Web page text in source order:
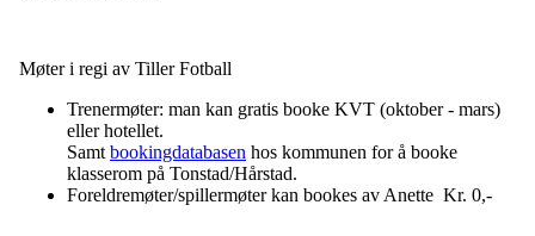
Møter i regi av Tiller Fotball
Trenermøter: man kan gratis booke KVT (oktober - mars)
eller hotellet.
Samt bookingdatabasen hos kommunen for å booke
klasserom på Tonstad/Hårstad.
Foreldremøter/spillermøter kan bookes av Anette Kr. 0,-